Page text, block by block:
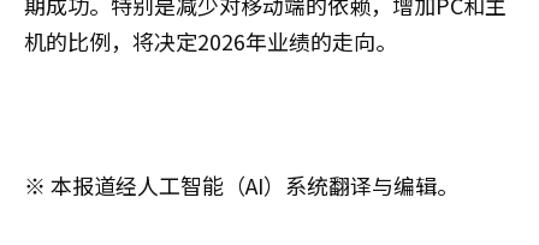
机的比例，将决定2026年业绩的走向。
※ 本报道经人工智能（AI）系统翻译与编辑。